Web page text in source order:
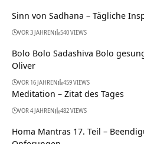
Sinn von Sadhana – Tägliche
VOR 3 JAHREN 540 VIEWS
Bolo Bolo Sadashiva Bolo
Oliver
VOR 16 JAHREN 459 VIEWS
Meditation – Zitat des Tages
VOR 4 JAHREN 482 VIEWS
Homa Mantras 17. Teil –